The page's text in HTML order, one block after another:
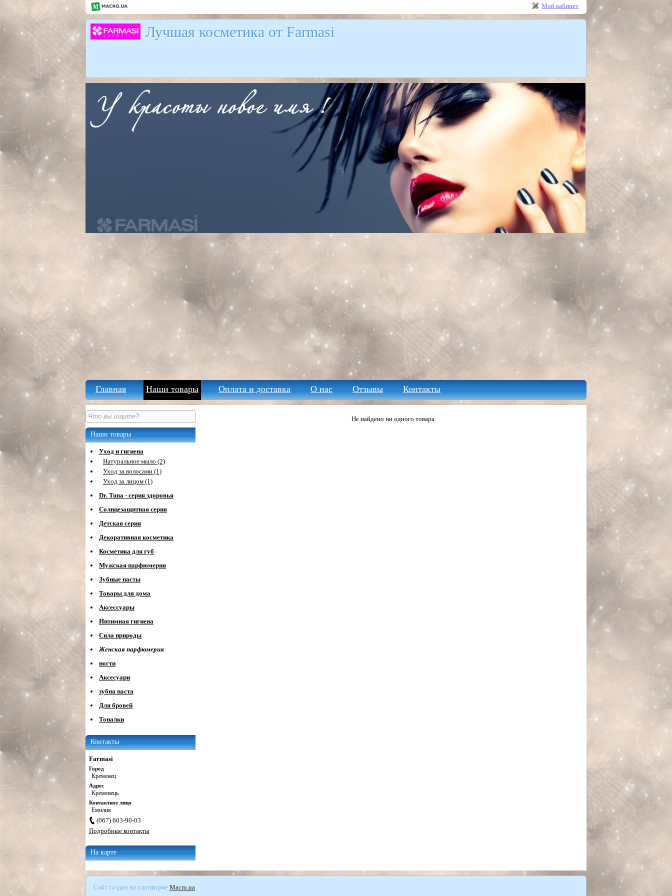
Мой кабинет
Лучшая косметика от Farmasi
Главная Наши товары Оплата и доставка О нас Отзывы Контакты
Наши товары
Уход и гигиена
Натуральное мыло (2)
Уход за волосами (1)
Уход за лицом (1)
Dr. Tuna - серия здоровья
Солнцезащитная серия
Детская серия
Декоративная косметика
Косметика для губ
Мужская парфюмерия
Зубные пасты
Товары для дома
Аксессуары
Интимная гигиена
Сила природы
Женская парфюмерия
ногти
Аксесуари
зубна паста
Для бровей
Тоналки
Контакты
Farmasi
Город
Кременец
Адрес
Кременець
Контактное лицо
Емилия
(067) 603-90-03
Подробные контакты
На карте
Не найдено ни одного товара
Сайт создан на платформе Macro.ua